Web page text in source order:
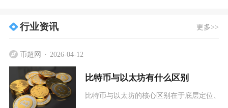
行业资讯 更多>>
币超网 2026-04-12
比特币与以太坊有什么区别
比特币与以太坊的核心区别在于底层定位、